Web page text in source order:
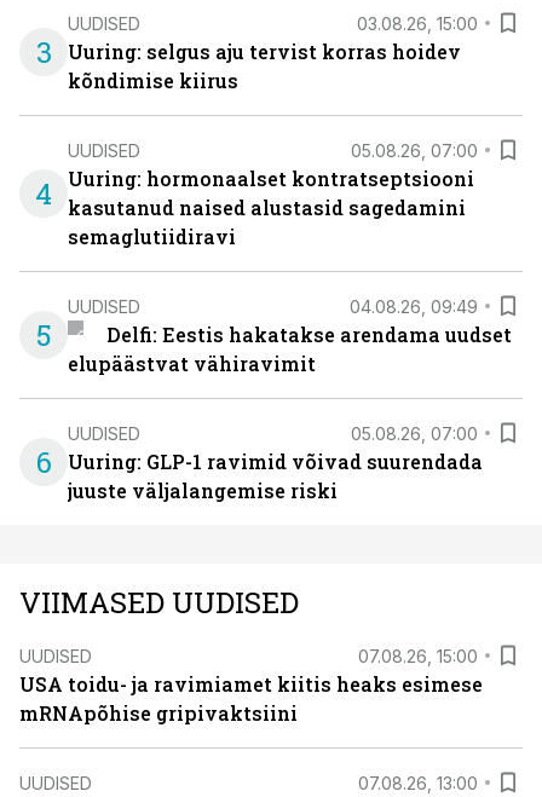
3
UUDISED 03.08.26, 15:00
Uuring: selgus aju tervist korras hoidev
kõndimise kiirus
4
UUDISED 05.08.26, 07:00
Uuring: hormonaalset kontratseptsiooni
kasutanud naised alustasid sagedamini
semaglutiidiravi
5
UUDISED 04.08.26, 09:49
Delfi: Eestis hakatakse arendama uudset
elupäästvat vähiravimit
6
UUDISED 05.08.26, 07:00
Uuring: GLP-1 ravimid võivad suurendada
juuste väljalangemise riski
VIIMASED UUDISED
UUDISED 07.08.26, 15:00
USA toidu- ja ravimiamet kiitis heaks esimese
mRNApõhise gripivaktsiini
UUDISED 07.08.26, 13:00